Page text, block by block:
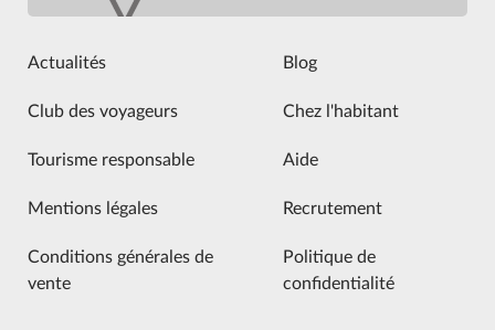
Actualités Blog
Club des voyageurs Chez l'habitant
Tourisme responsable Aide
Mentions légales Recrutement
Conditions générales de
vente
Politique de
confidentialité